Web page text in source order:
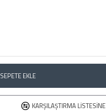
SEPETE EKLE
KARŞILAŞTIRMA